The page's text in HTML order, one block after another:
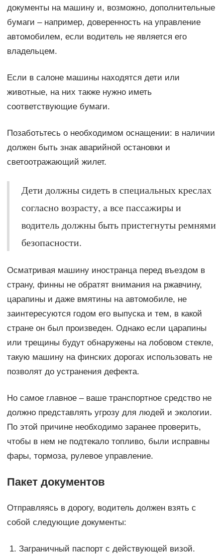
документы на машину и, возможно, дополнительные
бумаги – например, доверенность на управление
автомобилем, если водитель не является его
владельцем.
Если в салоне машины находятся дети или
животные, на них также нужно иметь
соответствующие бумаги.
Позаботьтесь о необходимом оснащении: в наличии
должен быть знак аварийной остановки и
светоотражающий жилет.
Дети должны сидеть в специальных креслах
согласно возрасту, а все пассажиры и
водитель должны быть пристегнуты ремнями
безопасности.
Осматривая машину иностранца перед въездом в
страну, финны не обратят внимания на ржавчину,
царапины и даже вмятины на автомобиле, не
заинтересуются годом его выпуска и тем, в какой
стране он был произведен. Однако если царапины
или трещины будут обнаружены на лобовом стекле,
такую машину на финских дорогах использовать не
позволят до устранения дефекта.
Но самое главное – ваше транспортное средство не
должно представлять угрозу для людей и экологии.
По этой причине необходимо заранее проверить,
чтобы в нем не подтекало топливо, были исправны
фары, тормоза, рулевое управление.
Пакет документов
Отправляясь в дорогу, водитель должен взять с
собой следующие документы:
Заграничный паспорт с действующей визой.